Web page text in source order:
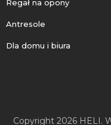
Regał na opony
Antresole
Dla domu i biura
Copyright 2026 HELI.